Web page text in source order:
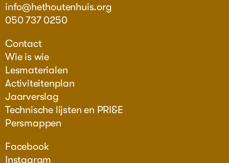
info@hethoutenhuis.org
050 737 0250
Contact
Wie is wie
Lesmaterialen
Activiteitenplan
Jaarverslag
Technische lijsten en PRI&E
Persmappen
Facebook
Instagram